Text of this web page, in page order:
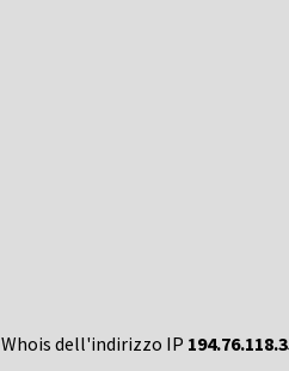
Whois dell'indirizzo IP